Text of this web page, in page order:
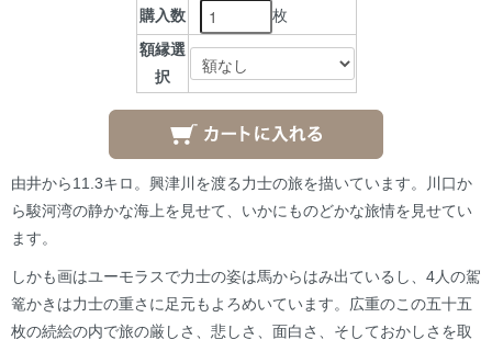
購入数
枚
額縁選
択
由井から11.3キロ。興津川を渡る力士の旅を描いています。川口か
ら駿河湾の静かな海上を見せて、いかにものどかな旅情を見せてい
ます。
しかも画はユーモラスで力士の姿は馬からはみ出ているし、4人の駕
篭かきは力士の重さに足元もよろめいています。広重のこの五十五
枚の続絵の内で旅の厳しさ、悲しさ、面白さ、そしておかしさを取